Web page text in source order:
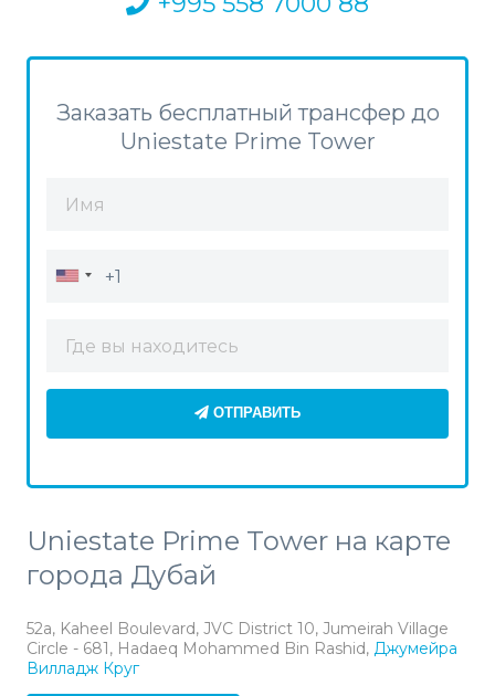
Заказать бесплатный трансфер до
Uniestate Prime Tower
ОТПРАВИТЬ
Uniestate Prime Tower на карте
города Дубай
52a, Kaheel Boulevard, JVC District 10, Jumeirah Village
Circle - 681, Hadaeq Mohammed Bin Rashid, Джумейра
Вилладж Круг